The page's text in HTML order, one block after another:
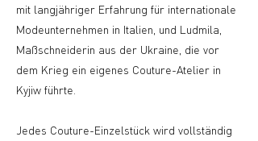
mit langjähriger Erfahrung für internationale
Modeunternehmen in Italien, und Ludmila,
Maßschneiderin aus der Ukraine, die vor
dem Krieg ein eigenes Couture-Atelier in
Kyjiw führte.
Jedes Couture-Einzelstück wird vollständig